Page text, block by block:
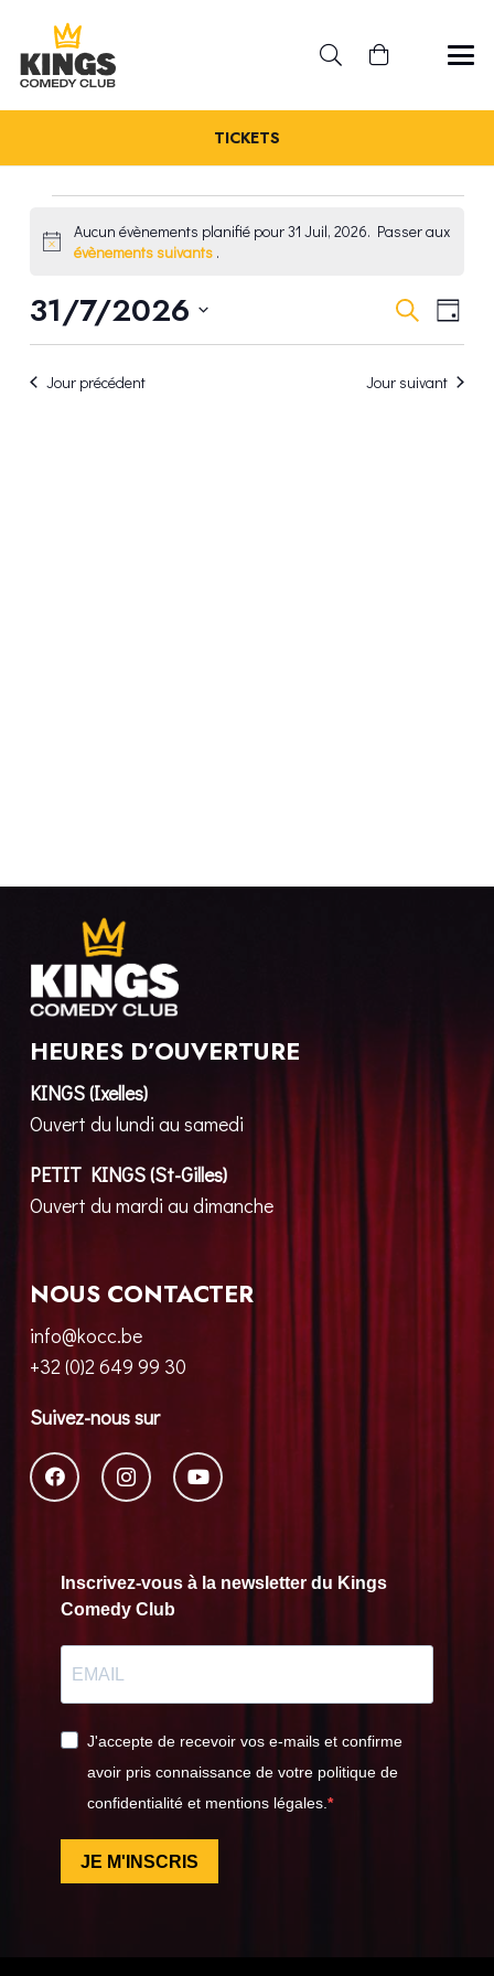
TICKETS
ÉVÈNEMENTS
FOR
31
JUIL,
Notice
Aucun évènements planifié pour 31 Juil, 2026. Passer aux
évènements suivants .
ET
Recherche
DE
Jour
31/7/2026
Sélectionnez
uneJour précédent Jour suivant
HEURES D’OUVERTURE
KINGS (Ixelles)
Ouvert du lundi au samedi
PETIT KINGS (St-Gilles)
Ouvert du mardi au dimanche
NOUS CONTACTER
info@kocc.be
+32 (0)2 649 99 30
Suivez-nous sur
Inscrivez-vous à la newsletter du Kings
Comedy Club
J'accepte de recevoir vos e-mails et confirme
avoir pris connaissance de votre politique de
confidentialité et mentions légales.
JE M'INSCRIS